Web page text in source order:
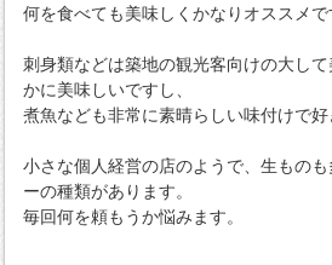
何を食べても美味しくかなりオススメで
刺身類などは築地の観光客向けの大し
かに美味しいですし、
煮魚なども非常に素晴らしい味付けで好
小さな個人経営の店のようで、生もの
ーの種類があります。
毎回何を頼もうか悩みます。